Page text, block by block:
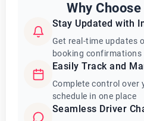
Why
Stay Updated with
Get real-time updates
booking confirmations
Easily Track and
Complete control over
schedule in one place
Seamless Driver